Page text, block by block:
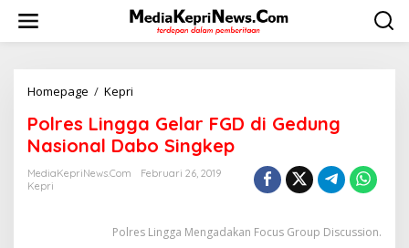
w
Homepage / Kepri
l
r
e
g
Polres Lingga Gelar FGD di Gedung
Nasional Dabo Singkep
MediaKepriNews.com
Februari 26, 2019
Kepri
Polres Lingga Mengadakan Focus Group Discussion.